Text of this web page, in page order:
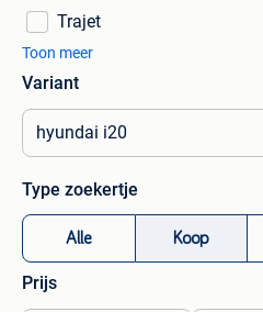
Trajet
Toon meer
Variant
Type zoekertje
Alle Koop
Prijs